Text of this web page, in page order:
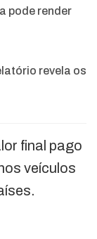
pode render
revela os
final pago
veículos